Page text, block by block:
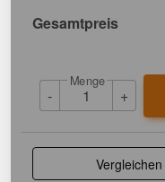
Gesamtpreis
-
Menge
+
Vergleichen